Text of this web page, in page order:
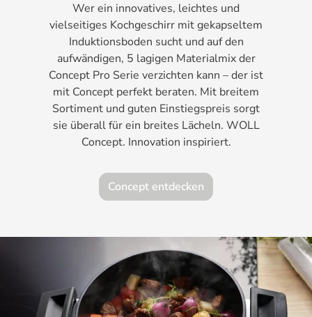
Wer ein innovatives, leichtes und
vielseitiges Kochgeschirr mit gekapseltem
Induktionsboden sucht und auf den
aufwändigen, 5 lagigen Materialmix der
Concept Pro Serie verzichten kann – der ist
mit Concept perfekt beraten. Mit breitem
Sortiment und guten Einstiegspreis sorgt
sie überall für ein breites Lächeln. WOLL
Concept. Innovation inspiriert.
Concept entdecken